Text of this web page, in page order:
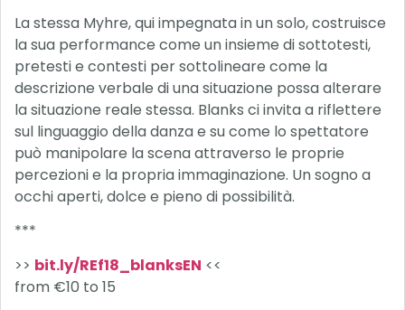
La stessa Myhre, qui impegnata in un solo, costruisce
la sua performance come un insieme di sottotesti,
pretesti e contesti per sottolineare come la
descrizione verbale di una situazione possa alterare
la situazione reale stessa. Blanks ci invita a riflettere
sul linguaggio della danza e su come lo spettatore
può manipolare la scena attraverso le proprie
percezioni e la propria immaginazione. Un sogno a
occhi aperti, dolce e pieno di possibilità.
***
>> bit.ly/REf18_blanksEN <<
from €10 to 15